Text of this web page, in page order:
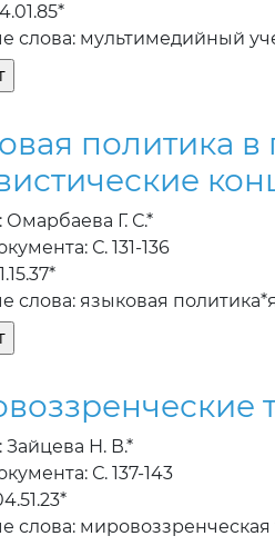
слова: мультимедийный
политика в
Г. С.*
С. 131-136
слова: языковая
Зайцева Н. В.*
С. 137-143
слова: